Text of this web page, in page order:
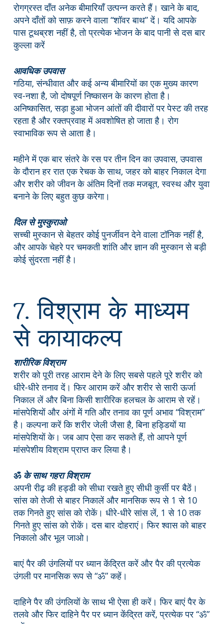
रोगग्रस्त दाँत अनेक बीमारियाँ उत्पन्न करते हैं। खाने के बाद,
अपने दाँतों को साफ़ करने वाला “शॉवर बाथ” दें। यदि आपके
पास टूथब्रश नहीं है, तो प्रत्येक भोजन के बाद पानी से दस बार
कुल्ला करें
आवधिक उपवास
गठिया, संन्धीवात और कई अन्य बीमारियों का एक मुख्य कारण
स्व-नशा है, जो दोषपूर्ण निष्कासन के कारण होता है।
अनिष्कासित, सड़ा हुआ भोजन आंतों की दीवारों पर पेस्ट की तरह
रहता है और रक्तप्रवाह में अवशोषित हो जाता है। रोग
स्वाभाविक रूप से आता है।
महीने में एक बार संतरे के रस पर तीन दिन का उपवास, उपवास
के दौरान हर रात एक रेचक के साथ, जहर को बाहर निकाल देगा
और शरीर को जीवन के अंतिम दिनों तक मजबूत, स्वस्थ और युवा
बनाने के लिए बहुत कुछ करेगा।
दिल से मुस्कुराओ
सच्ची मुस्कान से बेहतर कोई पुनर्जीवन देने वाला टॉनिक नहीं है,
और आपके चेहरे पर चमकती शांति और ज्ञान की मुस्कान से बड़ी
कोई सुंदरता नहीं है।
7. विश्राम के माध्यम
से कायाकल्प
शारीरिक विश्राम
शरीर को पूरी तरह आराम देने के लिए सबसे पहले पूरे शरीर को
धीरे-धीरे तनाव दें। फिर आराम करें और शरीर से सारी ऊर्जा
निकाल लें और बिना किसी शारीरिक हलचल के आराम से रहें।
मांसपेशियों और अंगों में गति और तनाव का पूर्ण अभाव “विश्राम”
है। कल्पना करें कि शरीर जेली जैसा है, बिना हड्डियों या
मांसपेशियों के। जब आप ऐसा कर सकते हैं, तो आपने पूर्ण
मांसपेशीय विश्राम प्राप्त कर लिया है।
ॐ के साथ गहरा विश्राम
अपनी रीढ़ की हड्डी को सीधा रखते हुए सीधी कुर्सी पर बैठें।
सांस को तेजी से बाहर निकालें और मानसिक रूप से 1 से 10
तक गिनते हुए सांस को रोकें। धीरे-धीरे सांस लें, 1 से 10 तक
गिनते हुए सांस को रोकें। दस बार दोहराएं। फिर श्वास को बाहर
निकालो और भूल जाओ।
बाएं पैर की उंगलियों पर ध्यान केंद्रित करें और पैर की प्रत्येक
उंगली पर मानसिक रूप से “ॐ” कहें।
दाहिने पैर की उंगलियों के साथ भी ऐसा ही करें। फिर बाएं पैर के
तलवे और फिर दाहिने पैर पर ध्यान केंद्रित करें, प्रत्येक पर “ॐ”